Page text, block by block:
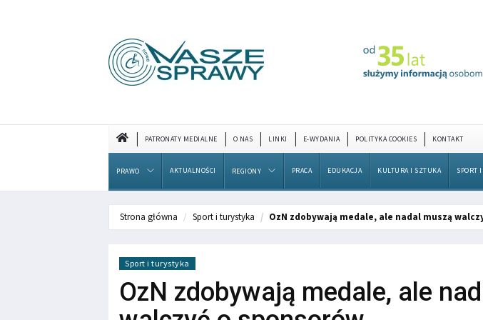
PATRONATY MEDIALNE O NAS LINKI E-WYDANIA POLITYKA COOKIES KONTAKT
PRAWO AKTUALNOŚCI REGIONY PRACA EDUKACJA KULTURA I SZTUKA SPORT
Strona główna Sport i turystyka OzN zdobywają medale, ale nadal muszą
Sport i turystyka
OzN zdobywają medale, ale